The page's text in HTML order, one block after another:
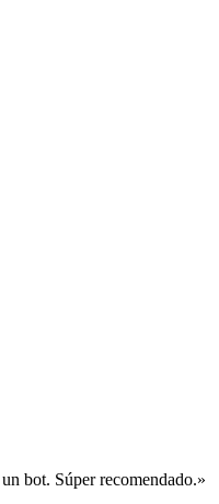
bot. Súper recomendado.»